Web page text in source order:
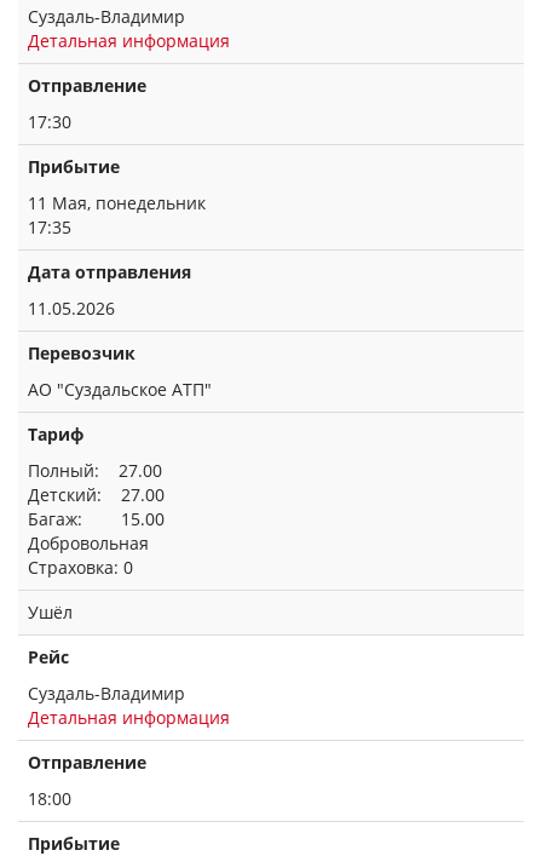
Суздаль-Владимир
Детальная информация
Отправление
17:30
Прибытие
11 Мая, понедельник
17:35
Дата отправления
11.05.2026
Перевозчик
АО "Суздальское АТП"
Тариф
Полный: 27.00
Детский: 27.00
Багаж: 15.00
Добровольная
Страховка: 0
Ушёл
Рейс
Суздаль-Владимир
Детальная информация
Отправление
18:00
Прибытие